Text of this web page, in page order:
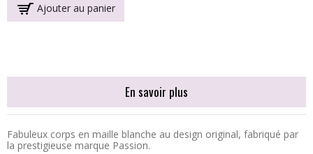
Ajouter au panier
En savoir plus
Fabuleux corps en maille blanche au design original, fabriqué par
la prestigieuse marque Passion.